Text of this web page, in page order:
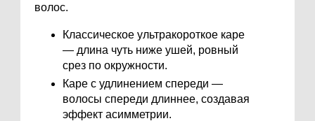
волос.
Классическое ультракороткое каре
— длина чуть ниже ушей, ровный
срез по окружности.
Каре с удлинением спереди —
волосы спереди длиннее, создавая
эффект асимметрии.